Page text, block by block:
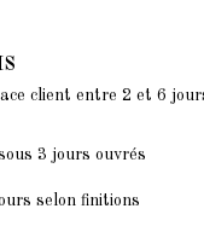
client entre 2 et 6
3 jours ouvrés
selon finitions